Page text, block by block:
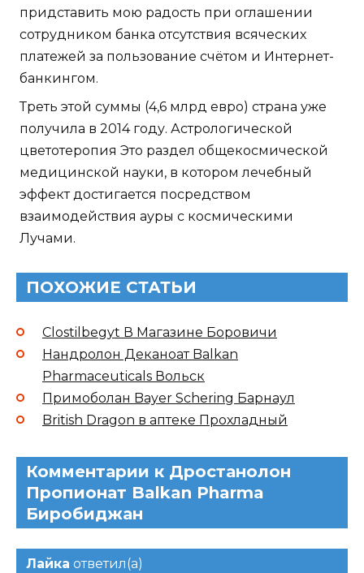
придставить мою радость при оглашении
сотрудником банка отсутствия всяческих
платежей за пользование счётом и Интернет-
банкингом.
Треть этой суммы (4,6 млрд евро) страна уже
получила в 2014 году. Астрологической
цветотеропия Это раздел общекосмической
медицинской науки, в котором лечебный
эффект достигается посредством
взаимодействия ауры с космическими
Лучами.
ПОХОЖИЕ СТАТЬИ
Clostilbegyt В Магазине Боровичи
Нандролон Деканоат Balkan
Pharmaceuticals Вольск
Примоболан Bayer Schering Барнаул
British Dragon в аптеке Прохладный
Комментарии к Дростанолон
Пропионат Balkan Pharma
Биробиджан
Лайка ответил(а)